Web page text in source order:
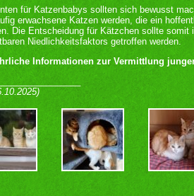
für Katzenbabys sollten sich bewusst
erwachsene Katzen werden, die ein
Die Entscheidung für Kätzchen sollte somit
Niedlichkeitsfaktors getroffen werden.
Informationen zur Vermittlung